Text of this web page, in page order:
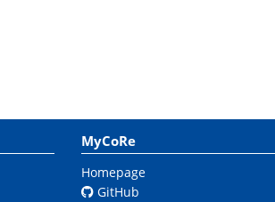
MyCoRe
Homepage
GitHub